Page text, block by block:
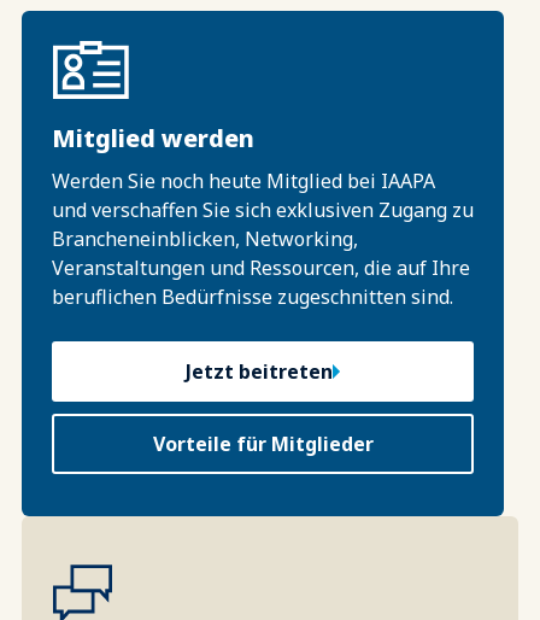
Mitglied werden
Werden Sie noch heute Mitglied bei IAAPA
und verschaffen Sie sich exklusiven Zugang zu
Brancheneinblicken, Networking,
Veranstaltungen und Ressourcen, die auf Ihre
beruflichen Bedürfnisse zugeschnitten sind.
Jetzt beitreten
Vorteile für Mitglieder